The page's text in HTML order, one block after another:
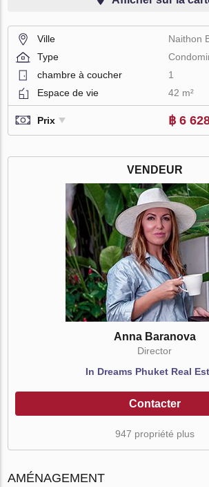
Ville
Naithon
Type
chambre à coucher
1
Espace de vie
42 m²
Prix ฿ 6
VENDEUR
Anna Baranova
Director
In Dreams Phuket Real
Contacter
947 propriété plus
AMÉNAGEMENT